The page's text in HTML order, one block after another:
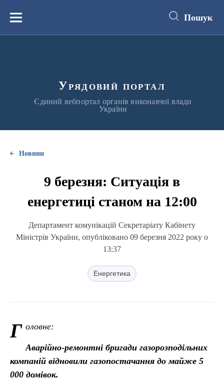
вмістуМеню Пошук
Урядовий портал
Єдиний вебпортал органів виконавчої влади
України
Новини
9 березня: Ситуація в
енергетиці станом на 12:00
Департамент комунікацій Секретаріату Кабінету
Міністрів України, опубліковано 09 березня 2022 року о
13:37
Енергетика
Г оловне:
Аварійно-ремонтні бригади газорозподільних
компаній відновили газопостачання до майже 5
000 домівок.